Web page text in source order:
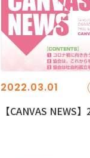
2022.03.01
【CANVAS NEWS